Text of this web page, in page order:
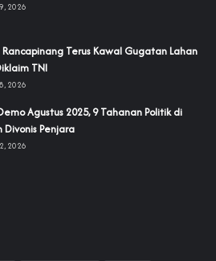
2026
Terus Kawal Gugatan Lahan
TNI‎‎
2026
Agustus 2025, 9 Tahanan Politik di
Divonis Penjara
2026